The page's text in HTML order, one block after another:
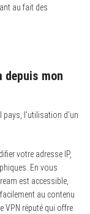
au fait des
depuis mon
pays, l’utilisation d’un
votre adresse IP,
En vous
est accessible,
au contenu
VPN réputé qui offre